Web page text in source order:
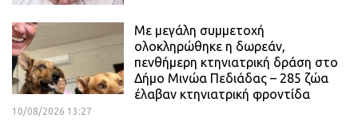
Με μεγάλη συμμετοχή
ολοκληρώθηκε η δωρεάν,
πενθήμερη κτηνιατρική δράση στο
Δήμο Μινώα Πεδιάδας – 285 ζώα
έλαβαν κτηνιατρική φροντίδα
10/08/2026 13:27